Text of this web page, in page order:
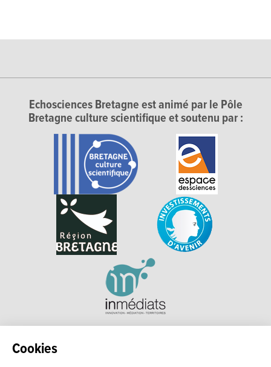
Cookies
Echosciences Bretagne est animé par le Pôle
Bretagne culture scientifique et soutenu par :
Explorer, s’exprimer, rentrer en contact : Echosciences
Bretagne est le réseau social des amateurs et passionnés de